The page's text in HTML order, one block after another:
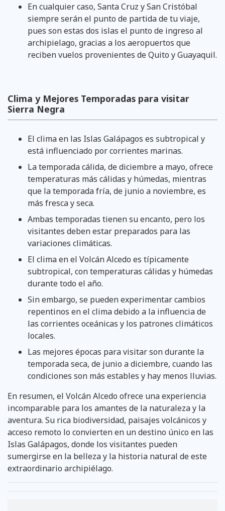
En cualquier caso, Santa Cruz y San Cristóbal
siempre serán el punto de partida de tu viaje,
pues son estas dos islas el punto de ingreso al
archipielago, gracias a los aeropuertos que
reciben vuelos provenientes de Quito y Guayaquil.
Clima y Mejores Temporadas para visitar
Sierra Negra
El clima en las Islas Galápagos es subtropical y
está influenciado por corrientes marinas.
La temporada cálida, de diciembre a mayo, ofrece
temperaturas más cálidas y húmedas, mientras
que la temporada fría, de junio a noviembre, es
más fresca y seca.
Ambas temporadas tienen su encanto, pero los
visitantes deben estar preparados para las
variaciones climáticas.
El clima en el Volcán Alcedo es típicamente
subtropical, con temperaturas cálidas y húmedas
durante todo el año.
Sin embargo, se pueden experimentar cambios
repentinos en el clima debido a la influencia de
las corrientes oceánicas y los patrones climáticos
locales.
Las mejores épocas para visitar son durante la
temporada seca, de junio a diciembre, cuando las
condiciones son más estables y hay menos lluvias.
En resumen, el Volcán Alcedo ofrece una experiencia
incomparable para los amantes de la naturaleza y la
aventura. Su rica biodiversidad, paisajes volcánicos y
acceso remoto lo convierten en un destino único en las
Islas Galápagos, donde los visitantes pueden
sumergirse en la belleza y la historia natural de este
extraordinario archipiélago.